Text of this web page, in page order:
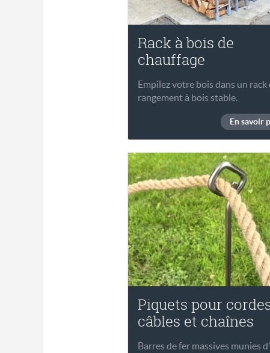
Rack à bois de
chauffage
Empilez votre bois dans un rack
rangement à bois stable.
En savoir
Piquets pour
câbles et chaînes
Barres de fer massives munies